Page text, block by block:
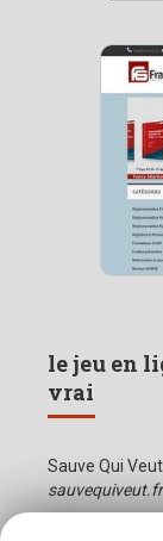
le jeu en
vrai
Sauve Qui Veut
sauvequiveut.fr